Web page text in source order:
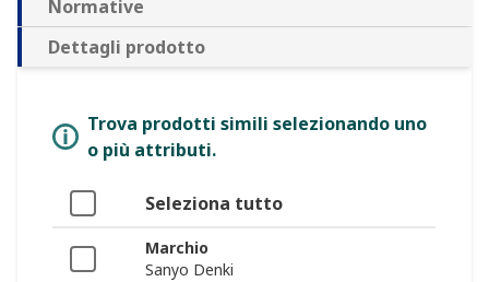
Normative
Dettagli prodotto
Trova prodotti simili selezionando uno
o più attributi.
Seleziona tutto
Marchio
Sanyo Denki